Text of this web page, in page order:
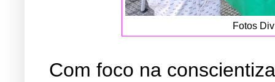
Fotos
Com foco na